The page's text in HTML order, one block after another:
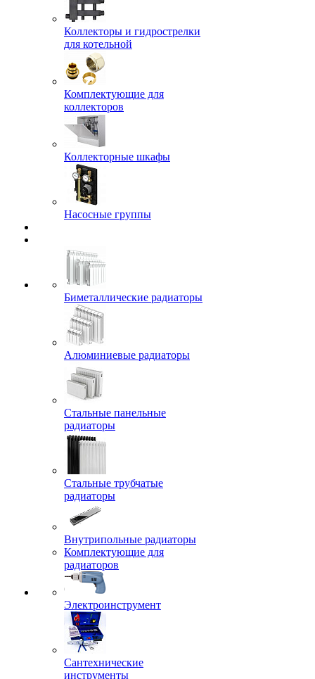
Коллекторы и гидрострелки
для котельной
Комплектующие для
коллекторов
Коллекторные шкафы
Насосные группы
Биметаллические радиаторы
Алюминиевые радиаторы
Стальные панельные
радиаторы
Стальные трубчатые
радиаторы
Внутрипольные радиаторы
Комплектующие для
радиаторов
Электроинструмент
Сантехнические
инструменты